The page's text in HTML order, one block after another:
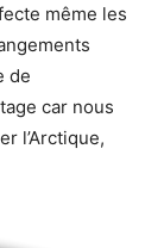
même les
de
car nous
l’Arctique,